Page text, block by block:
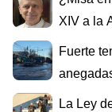
XIV a la
Fuerte
La Ley